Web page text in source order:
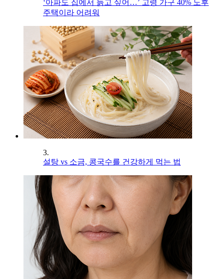
‘아파도 집에서 늙고 싶어…’ 고령 가구 40% 노후
주택이라 어려워
3.
설탕 vs 소금, 콩국수를 건강하게 먹는 법